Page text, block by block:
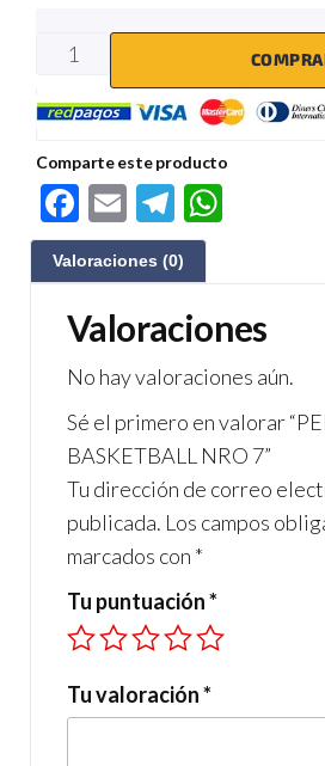
Comparte este producto
F
ac
e
b
o
o
k
E
m
ail
Te
le
gr
a
m
s
A
p
p
Valoraciones (0)
Valoraciones
No hay valoraciones aún.
Sé el primero en valorar
BASKETBALL NRO 7”
Tu dirección de correo
publicada. Los campos
marcados con *
Tu puntuación*
Tu valoración*